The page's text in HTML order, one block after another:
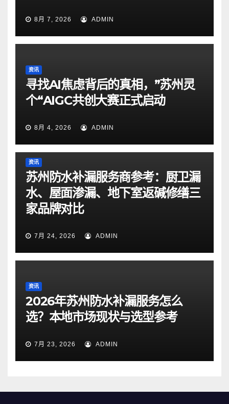
8月 7, 2026 ADMIN
资讯
寻找AI焦虑背后的真相，”苏州灵
个“AIGC共创大赛正式启动
8月 4, 2026 ADMIN
资讯
苏州防水补漏服务商参考：厨卫漏
水、屋面渗漏、地下室返碱修缮三
家品牌对比
7月 24, 2026 ADMIN
资讯
2026年苏州防水补漏服务怎么
选？本地市场现状与选型参考
7月 23, 2026 ADMIN